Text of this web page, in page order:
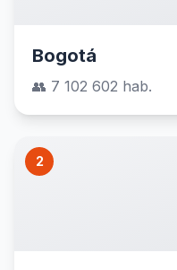
Bogotá
👥 7 102 602 hab.
2